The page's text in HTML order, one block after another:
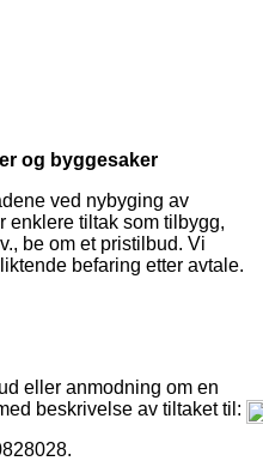
og byggesaker
ved nybyging av
enklere tiltak som tilbygg,
be om et pristilbud. Vi
befaring etter avtale.
eller anmodning om en
beskrivelse av tiltaket til: